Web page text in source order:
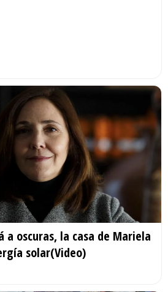
a oscuras, la casa de Mariela
solar(Video)